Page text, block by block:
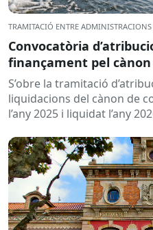
TRAMITACIÓ ENTRE ADMINISTRACIONS
Convocatòria
finançament pel
d’abocaments meritat
2026
S’obre la tramitació
liquidacions del cànon de
l’any 2025 i liquidat l’any